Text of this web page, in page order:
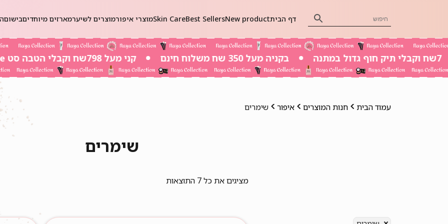
דף הביתNew product
Best Sellers
Skin Careמוצרי איפורמוצרים לשיערמארזים מיוחדיםבישום
בקניה מעל 350 שח משלוח חינם קני מעל 798שח וקבלי הטבה סט Self-Care ב 20שח בלבד!
עמוד הבית חנות המוצרים איפור שימרים
שימרים
מציגים את כל ⁦7⁩ התוצאות